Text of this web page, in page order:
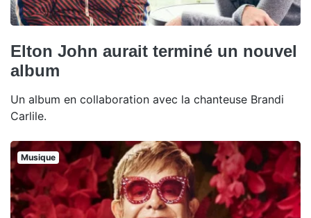
Elton John aurait terminé un nouvel
album
Un album en collaboration avec la chanteuse Brandi
Carlile.
Musique